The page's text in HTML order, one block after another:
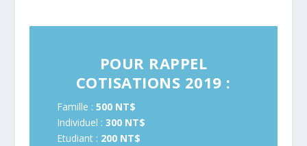
POUR RAPPEL
COTISATIONS 2019 :
Famille : 500 NT$
Individuel : 300 NT$
Etudiant : 200 NT$